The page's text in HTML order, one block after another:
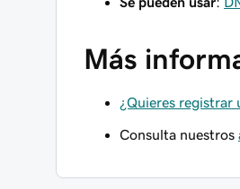
Más
¿Quieres registrar
Consulta nuestros